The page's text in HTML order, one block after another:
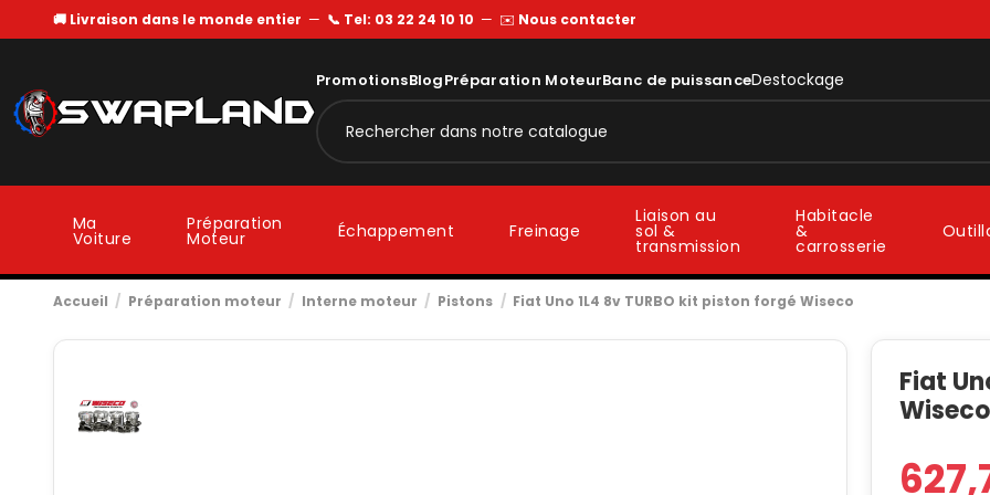
🚚 Livraison dans le monde entier — 📞 Tel: 03 22 24 10 10 — ✉️ Nous contacter
PromotionsBlogPréparation MoteurBanc de puissanceDestockage
Ma
Voiture
Préparation
Moteur Échappement Freinage
Liaison au
sol &
transmission
Habitacle
&
carrosserie
Accueil Préparation moteur Interne moteur Pistons Fiat Uno 1L4 8v TURBO kit piston forgé Wiseco
Fiat
Wiseco